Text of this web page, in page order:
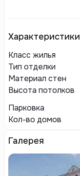
Характеристики
Класс жилья
Тип отделки
Материал стен
Высота потолков
Парковка
Кол-во домов
Галерея